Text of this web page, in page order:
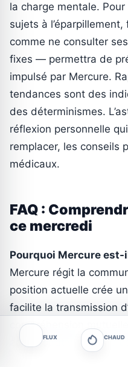
la charge mentale. Pour
sujets à
comme ne consulter
fixes — permettra de
impulsé par Mercure.
tendances sont des
des déterminismes.
réflexion personnelle
remplacer, les conseils
médicaux.
FAQ :
ce mercredi
Pourquoi Mercure
Mercure régit la
position actuelle crée
facilite la transmission
compréhension
administratives moins
FLUX CHAUD